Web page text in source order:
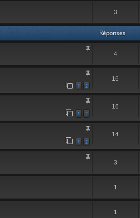
3
Réponses
4
1 2
16
1 2
16
1 2
14
3
1
1